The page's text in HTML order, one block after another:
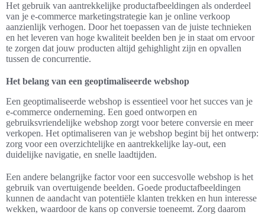
Het gebruik van aantrekkelijke productafbeeldingen als onderdeel
van je e-commerce marketingstrategie kan je online verkoop
aanzienlijk verhogen. Door het toepassen van de juiste technieken
en het leveren van hoge kwaliteit beelden ben je in staat om ervoor
te zorgen dat jouw producten altijd gehighlight zijn en opvallen
tussen de concurrentie.
Het belang van een geoptimaliseerde webshop
Een geoptimaliseerde webshop is essentieel voor het succes van je
e-commerce onderneming. Een goed ontworpen en
gebruiksvriendelijke webshop zorgt voor betere conversie en meer
verkopen. Het optimaliseren van je webshop begint bij het ontwerp:
zorg voor een overzichtelijke en aantrekkelijke lay-out, een
duidelijke navigatie, en snelle laadtijden.
Een andere belangrijke factor voor een succesvolle webshop is het
gebruik van overtuigende beelden. Goede productafbeeldingen
kunnen de aandacht van potentiële klanten trekken en hun interesse
wekken, waardoor de kans op conversie toeneemt. Zorg daarom